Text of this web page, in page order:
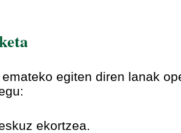
egiten diren lanak
ekortzea.